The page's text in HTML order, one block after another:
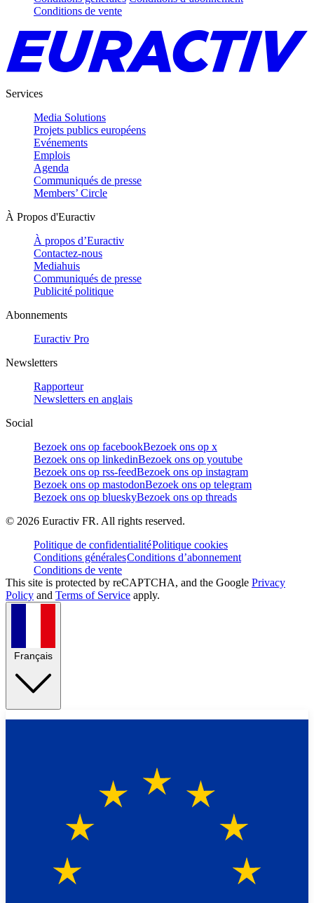
Conditions de vente
Services
Media Solutions
Projets publics européens
Evénements
Emplois
Agenda
Communiqués de presse
Members’ Circle
À Propos d'Euractiv
À propos d’Euractiv
Contactez-nous
Mediahuis
Communiqués de presse
Publicité politique
Abonnements
Euractiv Pro
Newsletters
Rapporteur
Newsletters en anglais
Social
Bezoek ons op facebookBezoek ons op x
Bezoek ons op linkedinBezoek ons op youtube
Bezoek ons op rss-feedBezoek ons op instagram
Bezoek ons op mastodonBezoek ons op telegram
Bezoek ons op blueskyBezoek ons op threads
© 2026 Euractiv FR. All rights reserved.
Politique de confidentialitéPolitique cookies
Conditions généralesConditions d’abonnement
Conditions de vente
This site is protected by reCAPTCHA, and the Google Privacy
Policy and Terms of Service apply.
Français